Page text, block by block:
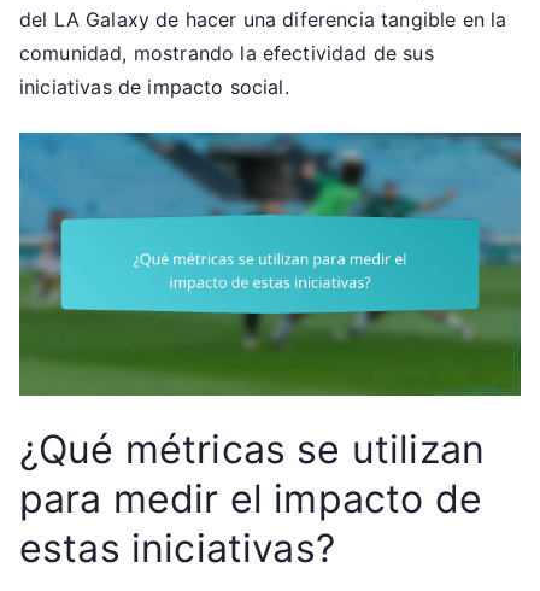
del LA Galaxy de hacer una diferencia tangible en la
comunidad, mostrando la efectividad de sus
iniciativas de impacto social.
¿Qué métricas se utilizan
para medir el impacto de
estas iniciativas?